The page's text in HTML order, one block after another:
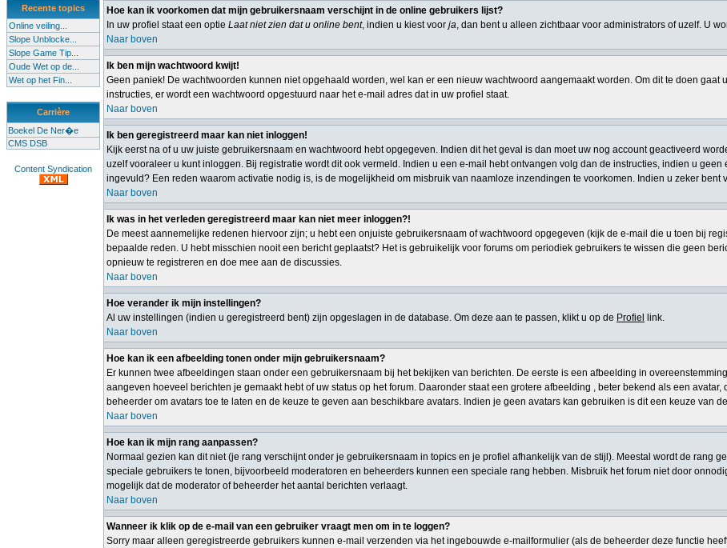
Recente topics
Online veiling...
Slope Unblocke...
Slope Game Tip...
Oude Wet op de...
Wet op het Fin...
Carrière
Boekel De Ner�e
CMS DSB
Content Syndication
Hoe kan ik voorkomen dat mijn gebruikersnaam verschijnt in de online gebruikers lijst?
In uw profiel staat een optie Laat niet zien dat u online bent, indien u kiest voor ja, dan bent u alleen zichtbaar voor administrators of uzelf. U
Naar boven
Ik ben mijn wachtwoord kwijt!
Geen paniek! De wachtwoorden kunnen niet opgehaald worden, wel kan er een nieuw wachtwoord aangemaakt worden. Om dit te doen gaat
instructies, er wordt een wachtwoord opgestuurd naar het e-mail adres dat in uw profiel staat.
Naar boven
Ik ben geregistreerd maar kan niet inloggen!
Kijk eerst na of u uw juiste gebruikersnaam en wachtwoord hebt opgegeven. Indien dit het geval is dan moet uw nog account geactiveerd
uzelf vooraleer u kunt inloggen. Bij registratie wordt dit ook vermeld. Indien u een e-mail hebt ontvangen volg dan de instructies, indien u
ingevuld? Een reden waarom activatie nodig is, is de mogelijkheid om misbruik van naamloze inzendingen te voorkomen. Indien u zeker bent
Naar boven
Ik was in het verleden geregistreerd maar kan niet meer inloggen?!
De meest aannemelijke redenen hiervoor zijn; u hebt een onjuiste gebruikersnaam of wachtwoord opgegeven (kijk de e-mail die u toen bij
bepaalde reden. U hebt misschien nooit een bericht geplaatst? Het is gebruikelijk voor forums om periodiek gebruikers te wissen die geen
opnieuw te registreren en doe mee aan de discussies.
Naar boven
Hoe verander ik mijn instellingen?
Al uw instellingen (indien u geregistreerd bent) zijn opgeslagen in de database. Om deze aan te passen, klikt u op de Profiel
link.
Naar boven
Hoe kan ik een afbeelding tonen onder mijn gebruikersnaam?
Er kunnen twee afbeeldingen staan onder een gebruikersnaam bij het bekijken van berichten. De eerste is een afbeelding in
aangeven hoeveel berichten je gemaakt hebt of uw status op het forum. Daaronder staat een grotere afbeelding , beter bekend als een
beheerder om avatars toe te laten en de keuze te geven aan beschikbare avatars. Indien je geen avatars kan gebruiken is dit een keuze van
Naar boven
Hoe kan ik mijn rang aanpassen?
Normaal gezien kan dit niet (je rang verschijnt onder je gebruikersnaam in topics en je profiel afhankelijk van de stijl). Meestal wordt de rang
speciale gebruikers te tonen, bijvoorbeeld moderatoren en beheerders kunnen een speciale rang hebben. Misbruik het forum niet door
mogelijk dat de moderator of beheerder het aantal berichten verlaagt.
Naar boven
Wanneer ik klik op de e-mail van een gebruiker vraagt men om in te loggen?
Sorry maar alleen geregistreerde gebruikers kunnen e-mail verzenden via het ingebouwde e-mailformulier (als de beheerder deze functie